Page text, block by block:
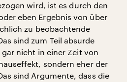
wird, ist es durch den
eben Ergebnis von über
zu beobachtende
sind zum Teil absurde
nicht in einer Zeit von
sondern eher der
sind Argumente, dass die